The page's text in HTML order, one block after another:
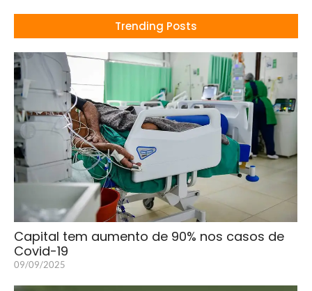
Trending Posts
Capital tem aumento de 90% nos casos de
Covid-19
09/09/2025